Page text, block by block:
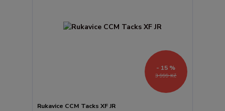
3 999 Kč
- 15 %
Rukavice CCM Tacks XF JR